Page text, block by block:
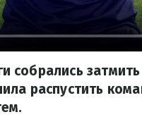
собрались
распустить